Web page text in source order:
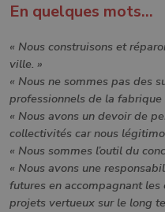
En quelques mots...
« Nous construisons et
ville. »
« Nous ne sommes pas des
professionnels de la
« Nous avons un devoir de
collectivités car nous
« Nous sommes l’outil du
« Nous avons une
futures en accompagnant
projets vertueux sur le long